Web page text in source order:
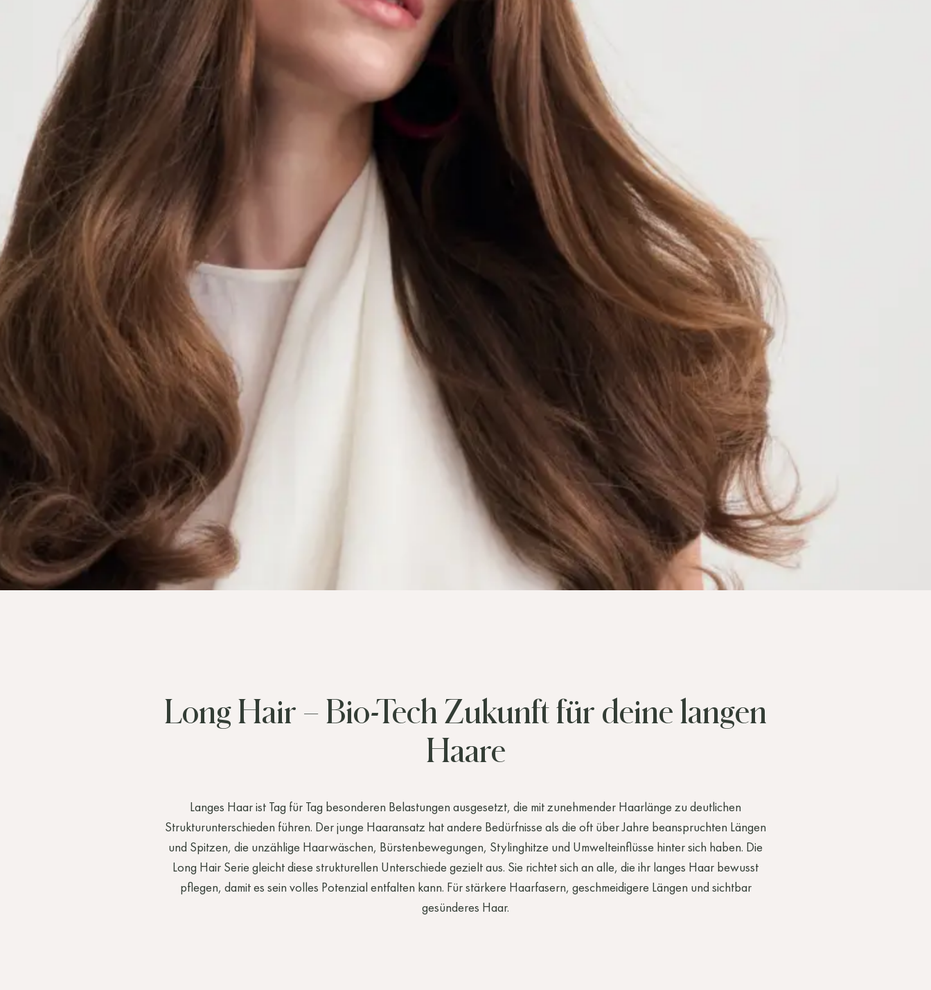
Long Hair – Bio-Tech Zukunft für deine langen
Haare
Langes Haarist Tag für Tag besonderen Belastungen ausgesetzt, die mitzunehmender Haarlängezu deutlichen
Strukturunterschieden führen. Derjunge Haaransatz hatandere Bedürfnisseals dieoft überJahre beanspruchten Längen
und Spitzen, die unzählige Haarwäschen, Bürstenbewegungen, Stylinghitze und Umwelteinflüsse hintersich haben. Die
Long Hair Seriegleichtdiesestrukturellen Unterschiedegezieltaus. Sie richtetsich an alle, dieihr langes Haar bewusst
pflegen, damites sein volles Potenzial entfalten kann. Fürstärkere Haarfasern, geschmeidigere Längen und sichtbar
gesünderes Haar.